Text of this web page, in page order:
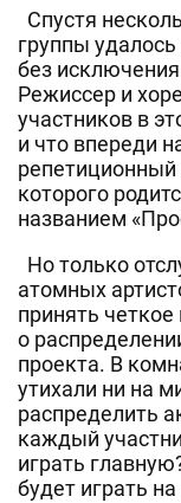
Спустя
группы
без
Режиссер и
участников в
и что впереди
репетиционный
которого
названием
Но только
атомных
принять
о
проекта. В
утихали ни на
распределить
каждый
играть
будет играть